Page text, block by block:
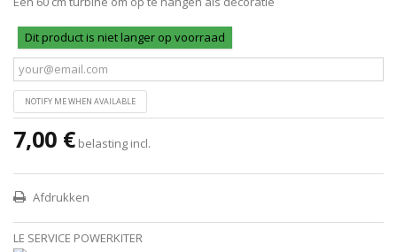
Dit product is niet langer op voorraad
NOTIFY ME WHEN AVAILABLE
7,00 € belasting incl.
Afdrukken
LE SERVICE POWERKITER